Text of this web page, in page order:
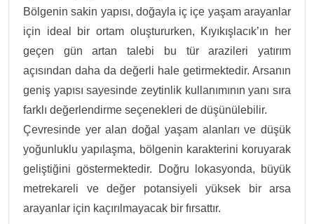
Bölgenin sakin yapısı, doğayla iç içe yaşam arayanlar
için ideal bir ortam oluştururken, Kıyıkışlacık’ın her
geçen gün artan talebi bu tür arazileri yatırım
açısından daha da değerli hale getirmektedir. Arsanın
geniş yapısı sayesinde zeytinlik kullanımının yanı sıra
farklı değerlendirme seçenekleri de düşünülebilir.
Çevresinde yer alan doğal yaşam alanları ve düşük
yoğunluklu yapılaşma, bölgenin karakterini koruyarak
geliştiğini göstermektedir. Doğru lokasyonda, büyük
metrekareli ve değer potansiyeli yüksek bir arsa
arayanlar için kaçırılmayacak bir fırsattır.